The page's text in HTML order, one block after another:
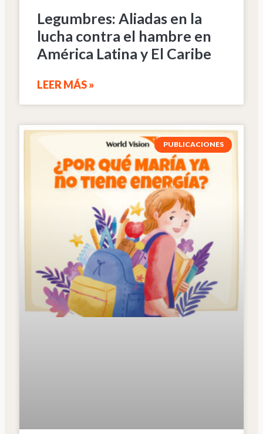
Legumbres: Aliadas en la
lucha contra el hambre en
América Latina y El Caribe
LEER MÁS »
PUBLICACIONES